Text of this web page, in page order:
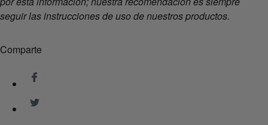
seguir las instrucciones de uso de nuestros productos.
Comparte